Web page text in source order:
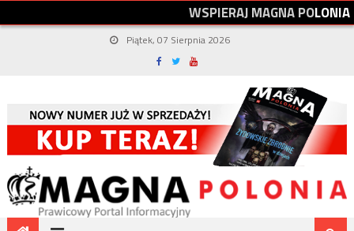
WSPIERAJMAGNAPOLONIA
Piątek, 07 Sierpnia 2026